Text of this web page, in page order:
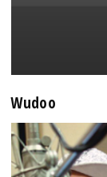
Wudoo